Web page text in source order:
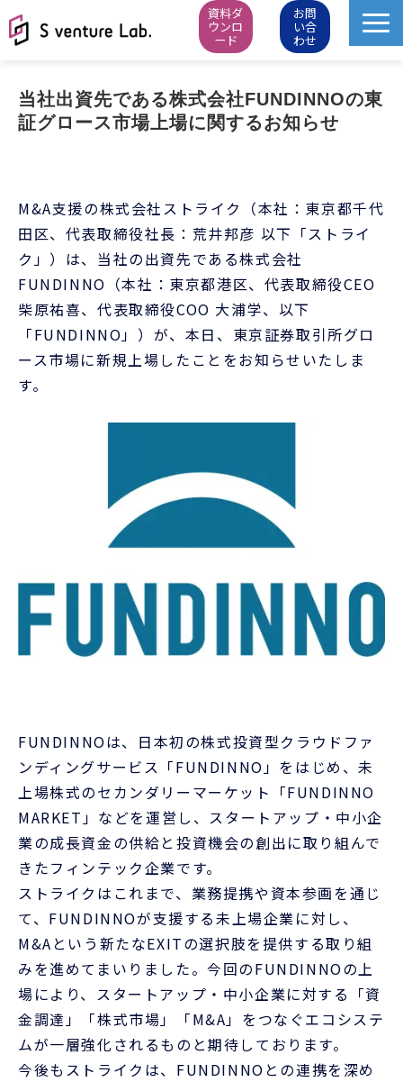
資料ダ
ウンロ
ード
お問
い合
わせ
イベント
M&Aデータベース
お知らせ・イベントレポート
会社概要
当社出資先である株式会社FUNDINNOの東
証グロース市場上場に関するお知らせ
M&A支援の株式会社ストライク（本社：東京都千代
田区、代表取締役社長：荒井邦彦 以下「ストライ
ク」）は、当社の出資先である株式会社
FUNDINNO（本社：東京都港区、代表取締役CEO
柴原祐喜、代表取締役COO 大浦学、以下
「FUNDINNO」）が、本日、東京証券取引所グロ
ース市場に新規上場したことをお知らせいたしま
す。
FUNDINNOは、日本初の株式投資型クラウドファ
ンディングサービス「FUNDINNO」をはじめ、未
上場株式のセカンダリーマーケット「FUNDINNO
MARKET」などを運営し、スタートアップ・中小企
業の成長資金の供給と投資機会の創出に取り組んで
きたフィンテック企業です。
ストライクはこれまで、業務提携や資本参画を通じ
て、FUNDINNOが支援する未上場企業に対し、
M&Aという新たなEXITの選択肢を提供する取り組
みを進めてまいりました。今回のFUNDINNOの上
場により、スタートアップ・中小企業に対する「資
金調達」「株式市場」「M&A」をつなぐエコシステ
ムが一層強化されるものと期待しております。
今後もストライクは、FUNDINNOとの連携を深め